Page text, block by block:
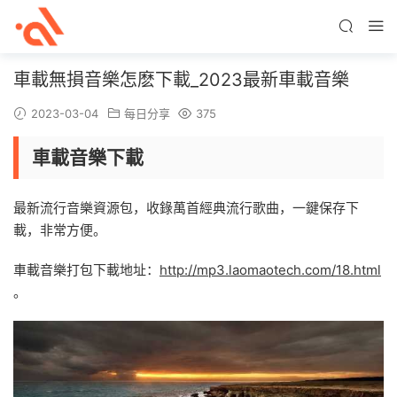
車載無損音樂怎麽下載_2023最新車載音樂
2023-03-04 每日分享 375
車載音樂下載
最新流行音樂資源包，收錄萬首經典流行歌曲，一鍵保存下
載，非常方便。
車載音樂打包下載地址： http://mp3.laomaotech.com/18.html
。